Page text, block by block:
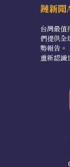
鏈新
台灣最值
們提供全
勢報告。
重新認識